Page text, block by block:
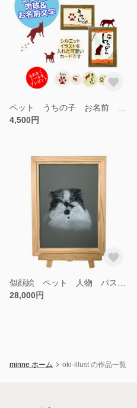
4,500円
28,000円
minne ホーム oki-illust の作品一覧